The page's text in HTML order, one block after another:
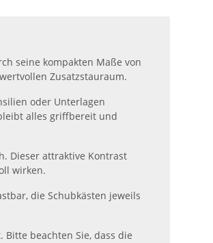
seine kompakten Maße von
Zusatzstauraum.
oder Unterlagen
alles griffbereit und
Dieser attraktive Kontrast
wirken.
die Schubkästen jeweils
beachten Sie, dass die